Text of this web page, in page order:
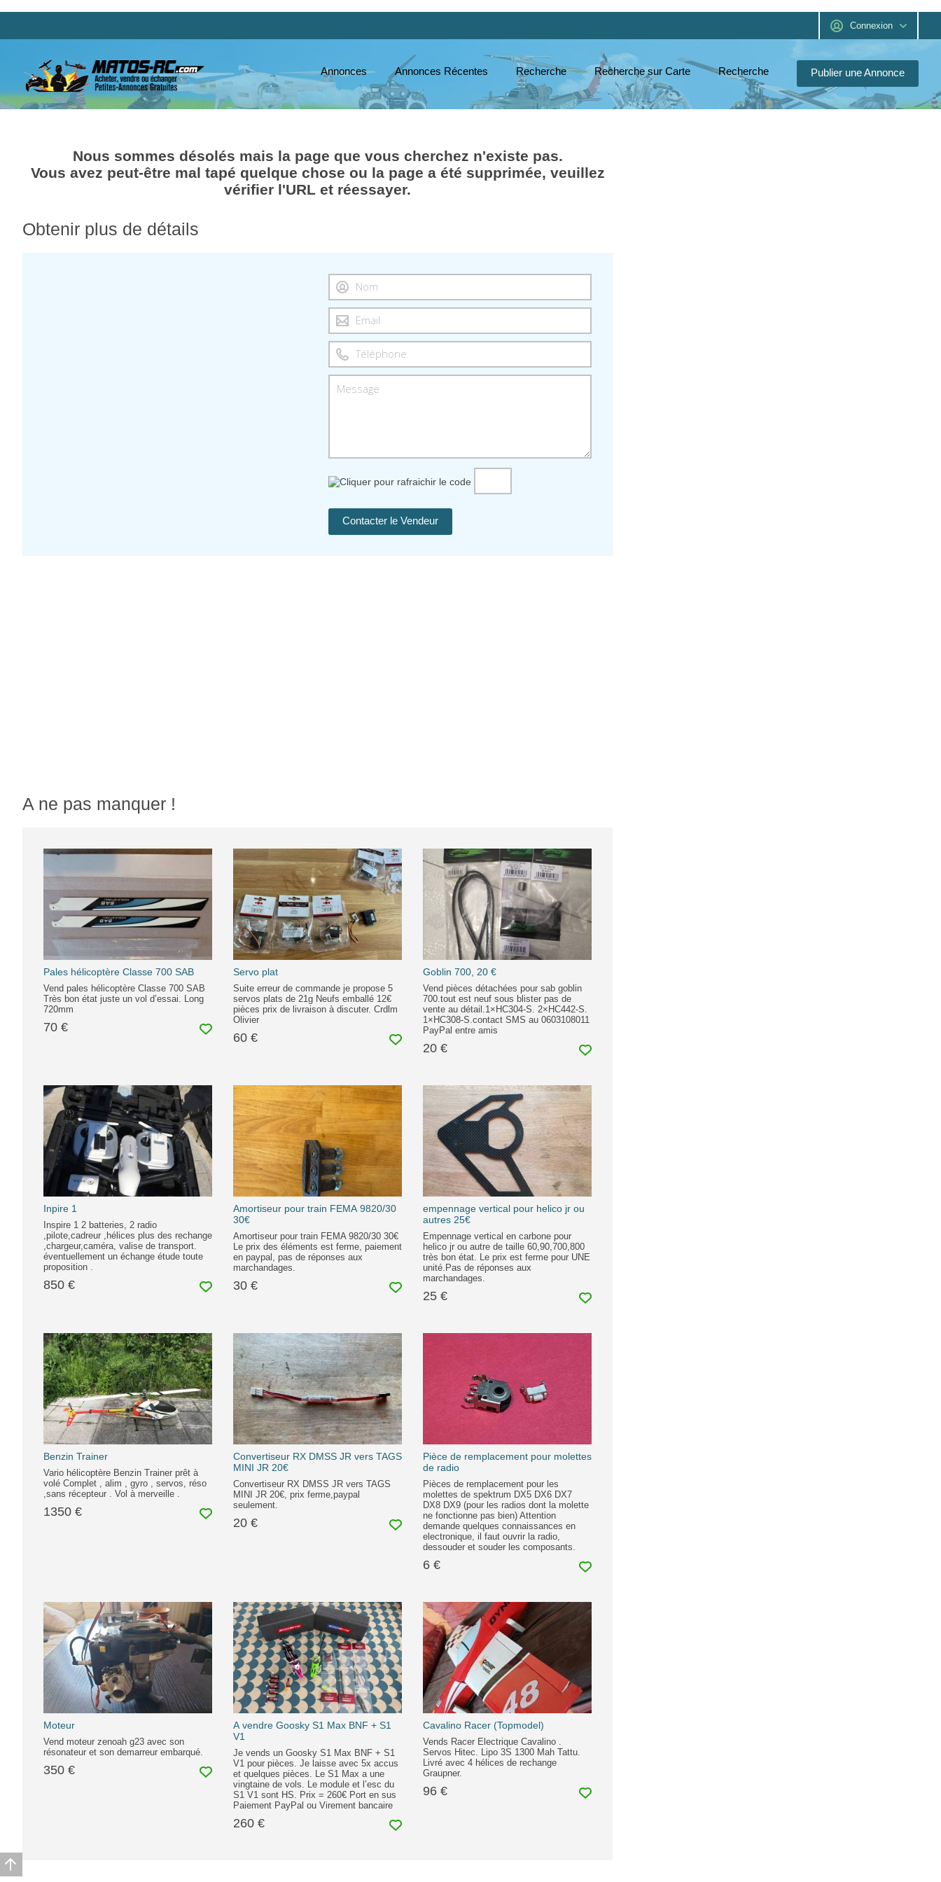
Connexion
Publier une Annonce
Annonces Annonces Récentes Recherche Recherche sur Carte Recherche
Nous sommes désolés mais la page que vous cherchez n'existe pas.
Vous avez peut-être mal tapé quelque chose ou la page a été supprimée, veuillez
vérifier l'URL et réessayer.
Obtenir plus de détails
A ne pas manquer !
Pales hélicoptère Classe 700 SAB
Vend pales hélicoptère Classe 700 SAB
Très bon état juste un vol d’essai. Long
720mm
70 €
Servo plat
Suite erreur de commande je propose 5
servos plats de 21g Neufs emballé 12€
pièces prix de livraison à discuter. Crdlm
Olivier
60 €
Goblin 700, 20 €
Vend pièces détachées pour sab goblin
700.tout est neuf sous blister pas de
vente au détail.1×HC304-S. 2×HC442-S.
1×HC308-S.contact SMS au 0603108011
PayPal entre amis
20 €
Inpire 1
Inspire 1 2 batteries, 2 radio
,pilote,cadreur ,hélices plus des rechange
,chargeur,caméra, valise de transport.
éventuellement un échange étude toute
proposition .
850 €
Amortiseur pour train FEMA 9820/30
30€
Amortiseur pour train FEMA 9820/30 30€
Le prix des éléments est ferme, paiement
en paypal, pas de réponses aux
marchandages.
30 €
empennage vertical pour helico jr ou
autres 25€
Empennage vertical en carbone pour
helico jr ou autre de taille 60,90,700,800
très bon état. Le prix est ferme pour UNE
unité.Pas de réponses aux
marchandages.
25 €
Benzin Trainer
Vario hélicoptère Benzin Trainer prêt à
volé Complet , alim , gyro , servos, réso
,sans récepteur . Vol à merveille .
1350 €
Convertiseur RX DMSS JR vers TAGS
MINI JR 20€
Convertiseur RX DMSS JR vers TAGS
MINI JR 20€, prix ferme,paypal
seulement.
20 €
Pièce de remplacement pour molettes
de radio
Pièces de remplacement pour les
molettes de spektrum DX5 DX6 DX7
DX8 DX9 (pour les radios dont la molette
ne fonctionne pas bien) Attention
demande quelques connaissances en
electronique, il faut ouvrir la radio,
dessouder et souder les composants.
6 €
Moteur
Vend moteur zenoah g23 avec son
résonateur et son demarreur embarqué.
350 €
A vendre Goosky S1 Max BNF + S1
V1
Je vends un Goosky S1 Max BNF + S1
V1 pour pièces. Je laisse avec 5x accus
et quelques pièces. Le S1 Max a une
vingtaine de vols. Le module et l’esc du
S1 V1 sont HS. Prix = 260€ Port en sus
Paiement PayPal ou Virement bancaire
260 €
Cavalino Racer (Topmodel)
Vends Racer Electrique Cavalino .
Servos Hitec. Lipo 3S 1300 Mah Tattu.
Livré avec 4 hélices de rechange
Graupner.
96 €